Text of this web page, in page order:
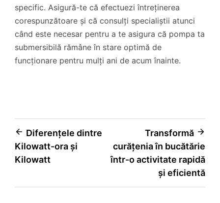
specific. Asigură-te că efectuezi întreținerea
corespunzătoare și că consulți specialiștii atunci
când este necesar pentru a te asigura că pompa ta
submersibilă rămâne în stare optimă de
funcționare pentru mulți ani de acum înainte.
Navigare
în
Diferențele dintre
Kilowatt-ora și
Kilowatt
Transformă
curățenia în bucătărie
într-o activitate rapidă
și eficientă